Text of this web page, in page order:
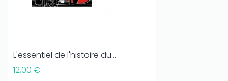
L'essentiel de l'histoire du...
12,00 €